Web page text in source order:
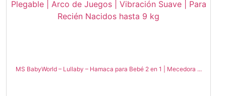
MS BabyWorld – Lullaby – Hamaca para Bebé 2 en 1 | Mecedora ...